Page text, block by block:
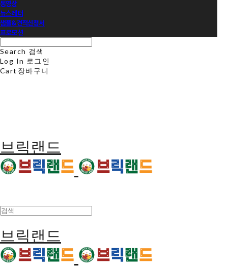
동영상
뉴스레터
샘플&견적신청서
프로모션
Search 검색
Log In 로그인
Cart 장바구니
브릭랜드
브릭랜드